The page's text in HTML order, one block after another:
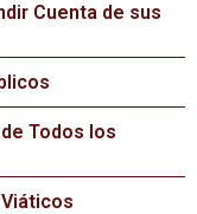
Cuenta de sus
Todos los